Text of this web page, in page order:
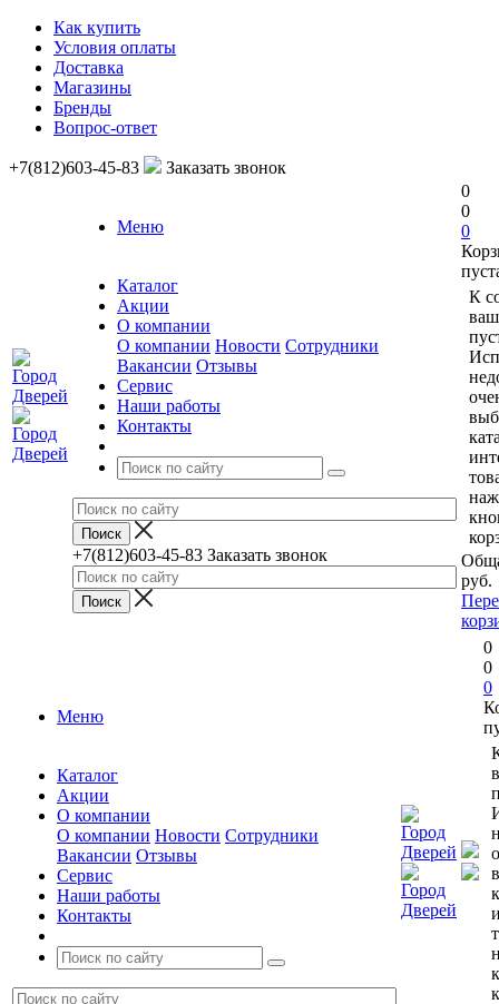
Как купить
Условия оплаты
Доставка
Магазины
Бренды
Вопрос-ответ
+7(812)603-45-83 Заказать звонок
Меню
Каталог
Акции
О компании
О компании Новости Сотрудники
Вакансии Отзывы
Сервис
Наши работы
Контакты
+7(812)603-45-83 Заказать звонок
0
0
0
К
руб.
Меню
Каталог
Акции
О компании
О компании Новости Сотрудники
Вакансии Отзывы
Сервис
Наши работы
Контакты
0
0
0